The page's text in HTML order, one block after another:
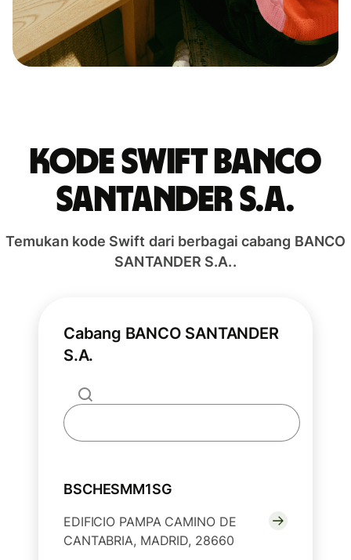
Kode Swift BANCO
SANTANDER S.A.
Temukan kode Swift dari berbagai cabang BANCO
SANTANDER S.A..
Cabang BANCO SANTANDER
S.A.
BSCHESMM1SG
EDIFICIO PAMPA CAMINO DE
CANTABRIA, MADRID, 28660